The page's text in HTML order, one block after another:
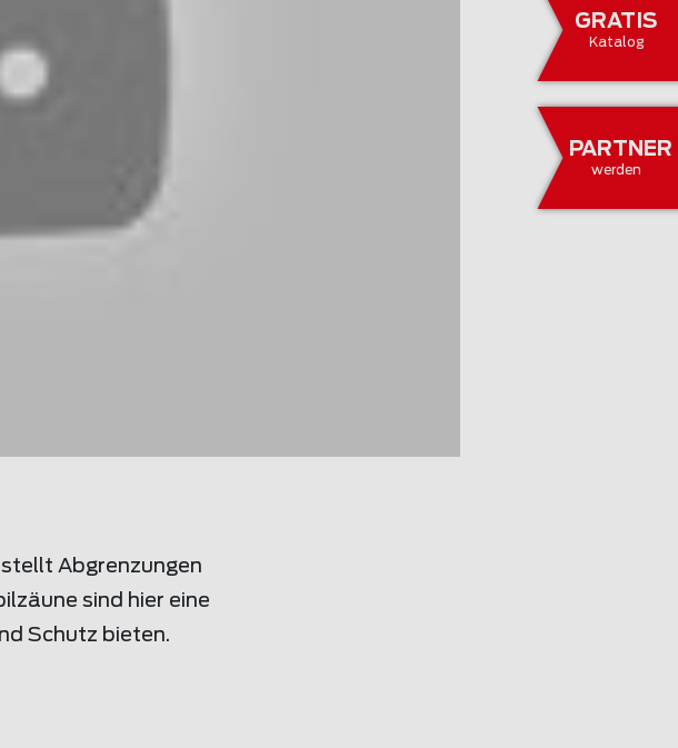
GRATIS
Katalog
PARTNER
werden
Abgrenzungen
sind hier eine
Schutz bieten.